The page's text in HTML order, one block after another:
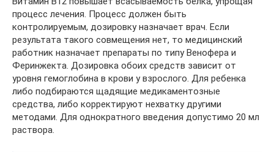
процесс лечения. Процесс должен быть
контролируемым, дозировку назначает врач. Если
результата такого совмещения нет, то медицинский
работник назначает препараты по типу Венофера и
Феринжекта. Дозировка обоих средств зависит от
уровня гемоглобина в крови у взрослого. Для ребенка
либо подбираются щадящие медикаментозные
средства, либо корректируют нехватку другими
методами. Для однократного введения допустимо 20 мл
раствора.